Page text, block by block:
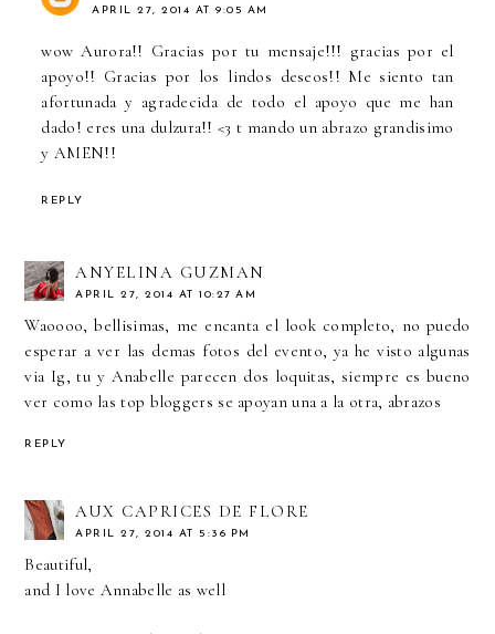
APRIL 27, 2014 AT 9:05 AM
wow Aurora!! Gracias por tu mensaje!!! gracias por el
apoyo!! Gracias por los lindos deseos!! Me siento tan
afortunada y agradecida de todo el apoyo que me han
dado! eres una dulzura!! <3 t mando un abrazo grandisimo
y AMEN!!
REPLY
ANYELINA GUZMAN
APRIL 27, 2014 AT 10:27 AM
Waoooo, bellisimas, me encanta el look completo, no puedo
esperar a ver las demas fotos del evento, ya he visto algunas
via Ig, tu y Anabelle parecen dos loquitas, siempre es bueno
ver como las top bloggers se apoyan una a la otra, abrazos
REPLY
AUX CAPRICES DE FLORE
APRIL 27, 2014 AT 5:36 PM
Beautiful,
and I love Annabelle as well